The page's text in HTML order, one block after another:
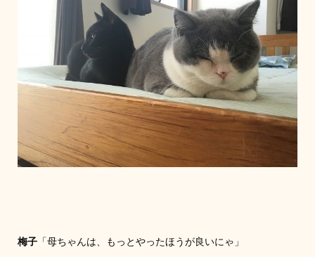
梅子「母ちゃんは、もっとやったほうが良いにゃ」